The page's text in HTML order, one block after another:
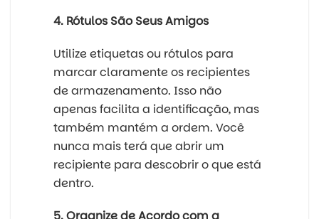
4. Rótulos São Seus Amigos
Utilize etiquetas ou rótulos para
marcar claramente os recipientes
de armazenamento. Isso não
apenas facilita a identificação, mas
também mantém a ordem. Você
nunca mais terá que abrir um
recipiente para descobrir o que está
dentro.
5. Organize de Acordo com a